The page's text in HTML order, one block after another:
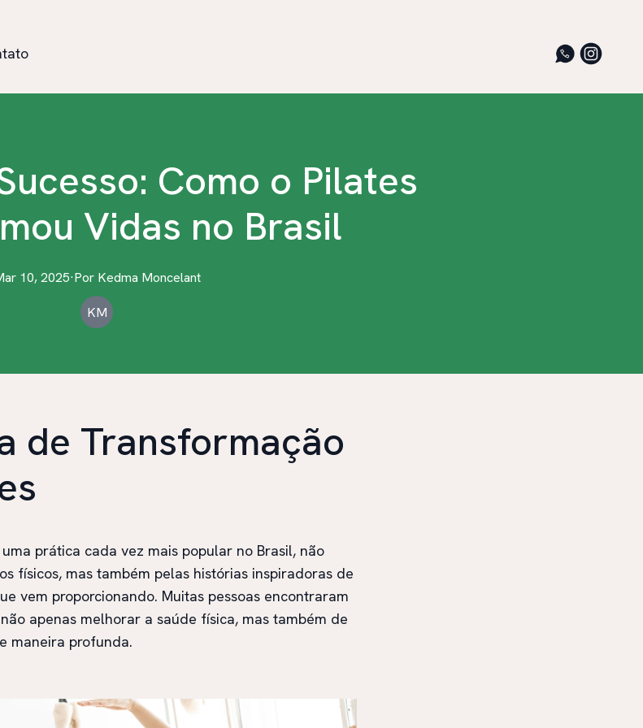
Como o Pilates
Vidas no Brasil
10, 2025·Por Kedma Moncelant
KM
de Transformação
prática cada vez mais popular no Brasil, não
físicos, mas também pelas histórias inspiradoras de
vem proporcionando. Muitas pessoas encontraram
apenas melhorar a saúde física, mas também de
maneira profunda.